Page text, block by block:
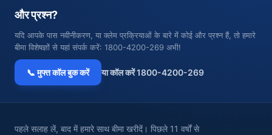
और प्रश्न?
यदि आपके पास नवीनीकरण, या क्लेम प्रक्रियाओं के बारे में कोई और प्रश्न हैं, तो हमारे
बीमा विशेषज्ञों से यहां संपर्क करें: 1800-4200-269 अभी!
📞 मुफ्त कॉल बुक करें या कॉल करें 1800-4200-269
पहले सलाह लें, बाद में हमारे साथ बीमा खरीदें। पिछले 11 वर्षों से